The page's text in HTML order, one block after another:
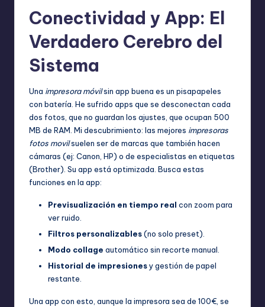
Conectividad y App: El
Verdadero Cerebro del
Sistema
Una impresora móvilsin app buena es un pisapapeles
con batería. He sufrido apps que se desconectan cada
dos fotos, que no guardan los ajustes, que ocupan 500
MB de RAM. Mi descubrimiento: las mejores impresoras
fotos movilsuelen ser de marcas que también hacen
cámaras (ej: Canon, HP) o de especialistas en etiquetas
(Brother). Su app está optimizada. Busca estas
funciones en la app:
Previsualización en tiempo real con zoom para
ver ruido.
Filtros personalizables(no solo preset).
Modo collage automático sin recorte manual.
Historial de impresionesy gestión de papel
restante.
Una app con esto, aunque la impresora sea de 100€, se